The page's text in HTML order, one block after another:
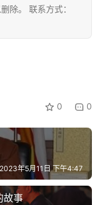
除。 联系方式：
0 0
2023年5月11日 下午4:47
故事